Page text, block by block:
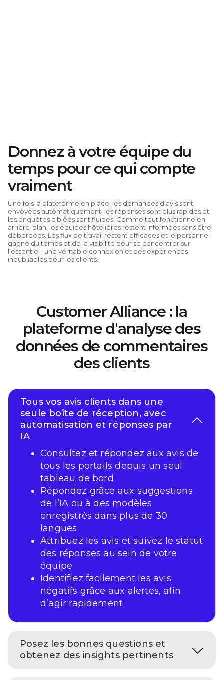
Donnez à votre équipe du
temps pour ce qui compte
vraiment
Une fois la plateforme en place, les demandes d’avis sont
envoyées automatiquement, les réponses sont plus rapides et
les enquêtes ciblées sont fluides. Comme tout fonctionne en
arrière-plan, les équipes hôtelières restent informées sans être
débordées. Les flux de travail restent efficaces et le personnel
gagne du temps et de la visibilité pour se concentrer sur
l’essentiel : une véritable connexion et des expériences
inoubliables pour les clients.
Customer Alliance : la
plateforme d'analyse des
données de commentaires
des clients
Tous vos avis clients dans une
seule boîte de réception, avec
automatisation et réponses par
IA
Consultez et répondez aux avis de
tous les portails depuis un seul
tableau de bord
Répondez grâce aux suggestions
de l’IA ou à des modèles
enregistrés dans plus de 30
langues
Attribuez les avis et suivez le statut
des réponses au sein de votre
équipe
Identifiez facilement les avis
négatifs grâce aux alertes, afin
d’agir rapidement
Posez les bonnes questions et
obtenez des insights pertinents